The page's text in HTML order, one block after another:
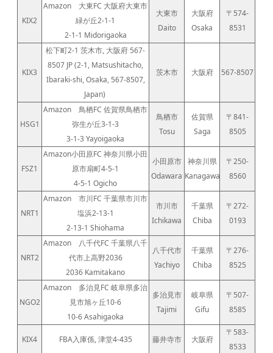
KIX2
Amazon 大東FC 大阪府大東市
緑が丘2-1-1
2-1-1 Midorigaoka
大東市
Daito
大阪府
Osaka
〒574-
8531
KIX3
松下町2-1 茨木市, 大阪府 567-
8507 JP (2-1, Matsushitacho,
Ibaraki-shi, Osaka, 567-8507,
Japan)
茨木市 大阪府 567-8507
HSG1
Amazon 鳥栖FC 佐賀県鳥栖市
弥生が丘3-1-3
3-1-3 Yayoigaoka
鳥栖市
Tosu
佐賀県
Saga
〒841-
8505
FSZ1
Amazon小田原FC 神奈川県小田
原市扇町4-5-1
4-5-1 Ogicho
小田原市
Odawara
神奈川県
Kanagawa
〒250-
8560
NRT1
Amazon 市川FC 千葉県市川市
塩浜2-13-1
2-13-1 Shiohama
市川市
Ichikawa
千葉県
Chiba
〒272-
0193
NRT2
Amazon 八千代FC 千葉県八千
代市上高野2036
2036 Kamitakano
八千代市
Yachiyo
千葉県
Chiba
〒276-
8525
NGO2
Amazon 多治見FC 岐阜県多治
見市旭ヶ丘10-6
10-6 Asahigaoka
多治見市
Tajimi
岐阜県
Gifu
〒507-
8585
KIX4 FBA入庫係, 津堂4-435 藤井寺市 大阪府
〒583-
8533